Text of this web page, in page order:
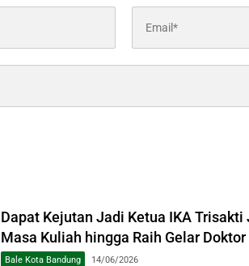
Dapat Kejutan Jadi Ketua IKA Trisakti
Masa Kuliah hingga Raih Gelar Doktor
Bale Kota Bandung 14/06/2026